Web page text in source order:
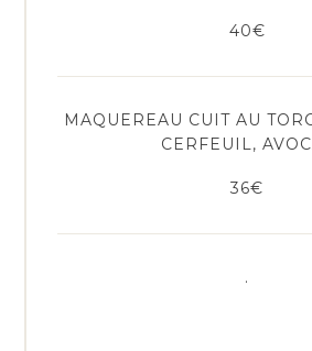
40€
MAQUEREAU CUIT AU
CERFEUIL,
36€
.